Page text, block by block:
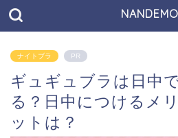
ナイトブラ PR
ギュギュブラは日中
る？日中につけるメ
ットは？